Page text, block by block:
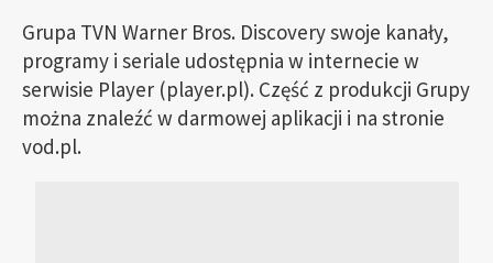
Grupa TVN Warner Bros. Discovery swoje kanały,
programy i seriale udostępnia w internecie w
serwisie Player (player.pl). Część z produkcji Grupy
można znaleźć w darmowej aplikacji i na stronie
vod.pl.